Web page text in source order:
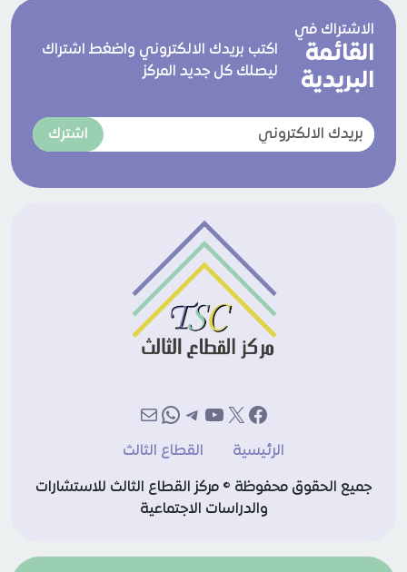
الاشتراك في
القائمة
البريدية
اكتب بريدك الالكتروني واضغط اشتراك
ليصلك كل جديد المركز
اشترك
فيسبوك
إكسيوتيوب
تيليجرام
واتساب
بريد
الرئيسية
القطاع الثالث
جميع الحقوق محفوظة © مركز القطاع الثالث للاستشارات
والدراسات الاجتماعية